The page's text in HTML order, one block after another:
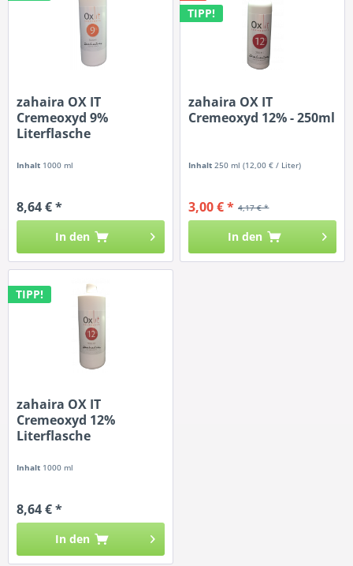
zahaira OX IT
Cremeoxyd 9%
Literflasche
Inhalt 1000 ml
8,64 € *
In den
TIPP!
zahaira OX IT
Cremeoxyd 12% - 250ml
Inhalt250 ml(12,00 € / Liter)
4,17 € *
3,00 € *
In den
TIPP!
zahaira OX IT
Cremeoxyd 12%
Literflasche
Inhalt 1000 ml
8,64 € *
In den